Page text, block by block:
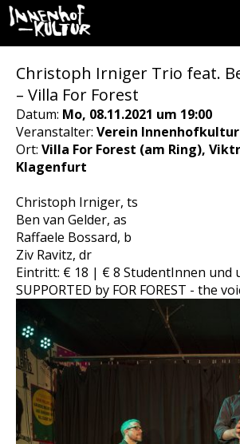
Christoph Irniger Trio feat.
– Villa For Forest
Datum: Mo, 08.11.2021 um 19:00
Veranstalter: Verein Innenhofkultur
Ort: Villa For Forest (am Ring),
Klagenfurt
Christoph Irniger, ts
Ben van Gelder, as
Raffaele Bossard, b
Ziv Ravitz, dr
Eintritt: € 18 | € 8 StudentInnen und
SUPPORTED by FOR FOREST - the